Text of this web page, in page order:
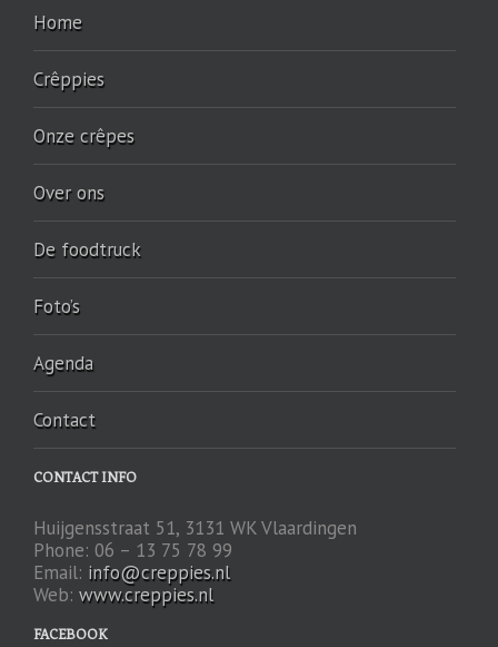
Home
Crêppies
Onze crêpes
Over ons
De foodtruck
Foto’s
Agenda
Contact
CONTACT INFO
Huijgensstraat 51, 3131 WK Vlaardingen
Phone: 06 – 13 75 78 99
Email: info@creppies.nl
Web: www.creppies.nl
FACEBOOK